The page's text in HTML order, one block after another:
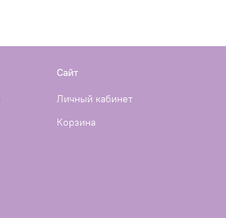
Сайт
Личный кабинет
Корзина